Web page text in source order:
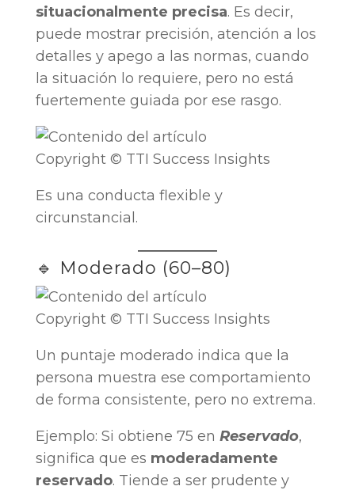
situacionalmente precisa. Es decir,
puede mostrar precisión, atención a los
detalles y apego a las normas, cuando
la situación lo requiere, pero no está
fuertemente guiada por ese rasgo.
Copyright © TTI Success Insights
Es una conducta flexible y
circunstancial.
🔹 Moderado (60–80)
Copyright © TTI Success Insights
Un puntaje moderado indica que la
persona muestra ese comportamiento
de forma consistente, pero no extrema.
Ejemplo: Si obtiene 75 en Reservado,
significa que es moderadamente
reservado. Tiende a ser prudente y